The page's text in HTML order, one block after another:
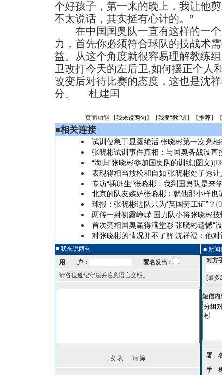
个好孩子，第一来的晚上，我让他
不太说话，其实挺有心计的。”
在中国国奥队一直有这样的一个
力，首先你必须符合球队的技战术
益。从这个角度就很容易理解教练
卫改打今天的左后卫,如何摆正个人
改变后对待比赛的态度，这也是沈
分。 杜建国
页面功能 【我来说两句 】【我要“揪”错】【推荐】
■相关连接
试训便急于显露绝活 张晓彬第一次亮相
张晓彬试训事件真相：与国奥备战没直
“海归”张晓彬参加国奥队的训练(图文)
表现得相当放松和自如 张晓彬处子秀
专访“插班生”张晓彬：我到国奥队是来
北京的队友嫉妒张晓彬：就他那小样也
球报：张晓彬进队只为“英国劳工证”？
两传一射初露峥嵘 国力队小将张晓彬技
首次亮相国奥赢得满堂彩 张晓彬遗憾“
对张晓彬的情况并不了解 沈祥福：他
■ 我来说两句
用 户：
匿名发出：
请各位遵纪守法并注意语言文明。
■ 新闻
对方
[最多
短信内
署
手